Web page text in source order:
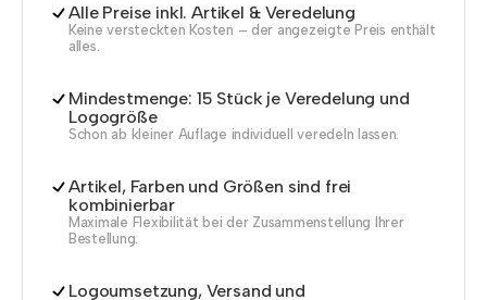
Alle Preise inkl. Artikel & Veredelung
Keine versteckten Kosten – der angezeigte Preis enthält
alles.
Mindestmenge: 15 Stück je Veredelung und
Logogröße
Schon ab kleiner Auflage individuell veredeln lassen.
Artikel, Farben und Größen sind frei
kombinierbar
Maximale Flexibilität bei der Zusammenstellung Ihrer
Bestellung.
Logoumsetzung, Versand und